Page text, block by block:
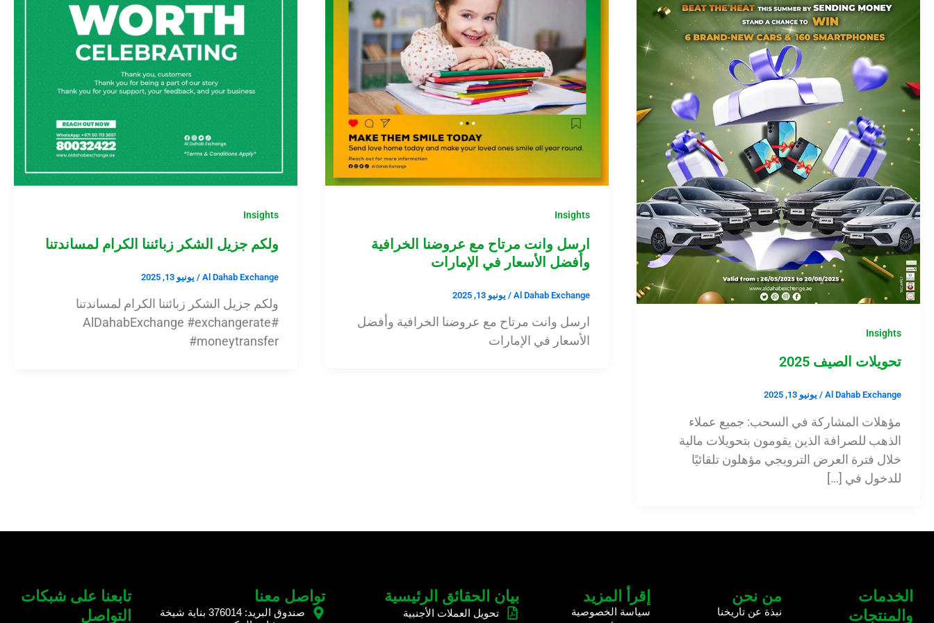
Insights
تحويلات الصيف 2025
Al Dahab Exchange
/ يونيو 13, 2025
مؤهلات المشاركة في السحب: جميع عملاء
الذهب للصرافة الذين يقومون بتحويلات مالية
خلال فترة العرض الترويجي مؤهلون تلقائيًا
للدخول في […]
Insights
ارسل وانت مرتاح مع عروضنا الخرافية
وأفضل الأسعار في الإمارات
Al Dahab Exchange
/ يونيو 13, 2025
ارسل وانت مرتاح مع عروضنا الخرافية وأفضل
الأسعار في الإمارات
Insights
ولكم جزيل الشكر زبائننا الكرام لمساندتنا
Al Dahab Exchange
/ يونيو 13, 2025
ولكم جزيل الشكر زبائننا الكرام لمساندتنا
#AlDahabExchange #exchangerate
#moneytransfer
الخدمات
والمنتجات
من نحن
نبذة عن تاريخنا
إقرأ المزيد
سياسة الخصوصية
بيان الحقائق الرئيسية
تحويل العملات الأجنبية
تواصل معنا
صندوق البريد: 376014 بناية شيخة
تابعنا على شبكات
التواصل